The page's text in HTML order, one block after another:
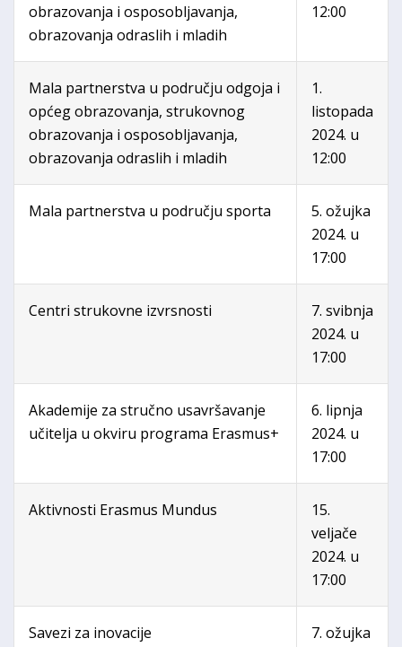
obrazovanja i osposobljavanja,
obrazovanja odraslih i mladih
12:00
Mala partnerstva u području odgoja i
općeg obrazovanja, strukovnog
obrazovanja i osposobljavanja,
obrazovanja odraslih i mladih
1.
listopada
2024. u
12:00
Mala partnerstva u području sporta
5. ožujka
2024. u
17:00
Centri strukovne izvrsnosti
7. svibnja
2024. u
17:00
Akademije za stručno usavršavanje
učitelja u okviru programa Erasmus+
6. lipnja
2024. u
17:00
Aktivnosti Erasmus Mundus
15.
veljače
2024. u
17:00
Savezi za inovacije
7. ožujka